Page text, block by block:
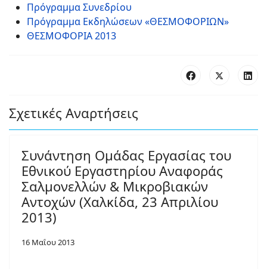
Πρόγραμμα Συνεδρίου
Πρόγραμμα Εκδηλώσεων «ΘΕΣΜΟΦΟΡΙΩΝ»
ΘΕΣΜΟΦΟΡΙΑ 2013
Σχετικές Αναρτήσεις
Συνάντηση Ομάδας Εργασίας του
Εθνικού Εργαστηρίου Αναφοράς
Σαλμονελλών & Μικροβιακών
Αντοχών (Χαλκίδα, 23 Απριλίου
2013)
16 Μαΐου 2013